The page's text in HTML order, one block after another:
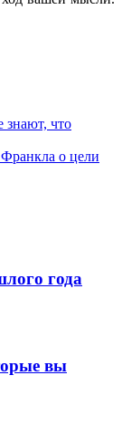
знают, что
о цели
года
вы